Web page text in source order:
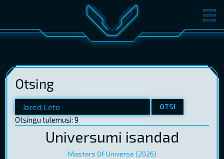
FILMID PILETID
KONVERENTS
KINKEKAARDID
Otsing
OTSI
Otsingu tulemusi: 9
Universumi isandad
Masters Of Universe (2026)